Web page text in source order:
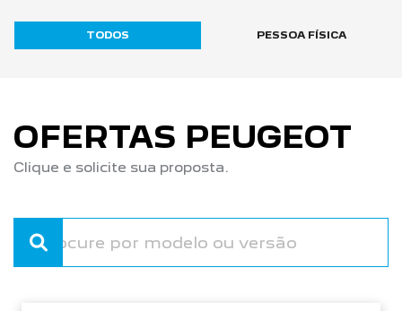
TODOS PESSOA FÍSICA
OFERTAS PEUGEOT
Clique e solicite sua proposta.